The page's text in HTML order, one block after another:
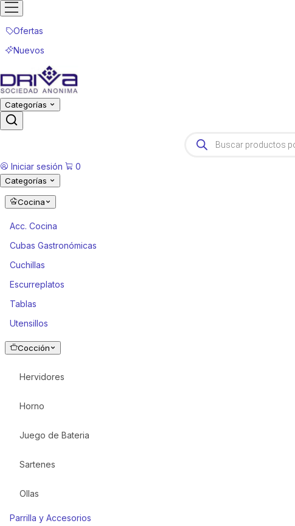
Ofertas
Nuevos
Categorías
search
Iniciar sesión 0
Categorías
Cocina
Acc. Cocina
Cubas Gastronómicas
Cuchillas
Escurreplatos
Tablas
Utensillos
Cocción
Hervidores
Horno
Juego de Bateria
Sartenes
Ollas
Parrilla y Accesorios